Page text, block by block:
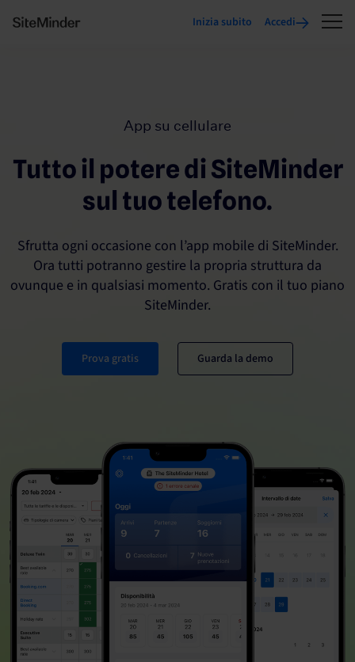
Inizia subito Accedi
App su cellulare
Tutto il potere di SiteMinder
sul tuo telefono.
Sfrutta ogni occasione con l’app mobile di SiteMinder.
Ora tutti potranno gestire la propria struttura da
ovunque e in qualsiasi momento. Gratis con il tuo piano
SiteMinder.
Prova gratis Guarda la demo